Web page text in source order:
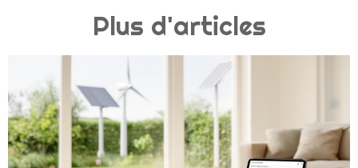
Plus d'articles